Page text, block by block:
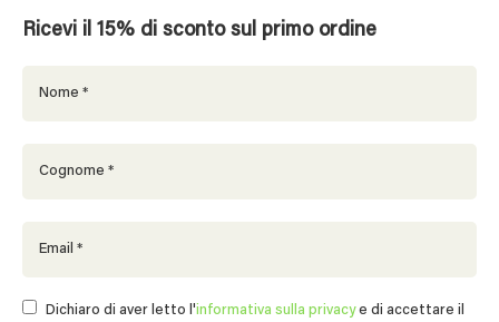
Ricevi il 15% di sconto sul primo ordine
Dichiaro di aver letto l'informativa sulla privacye di accettare il